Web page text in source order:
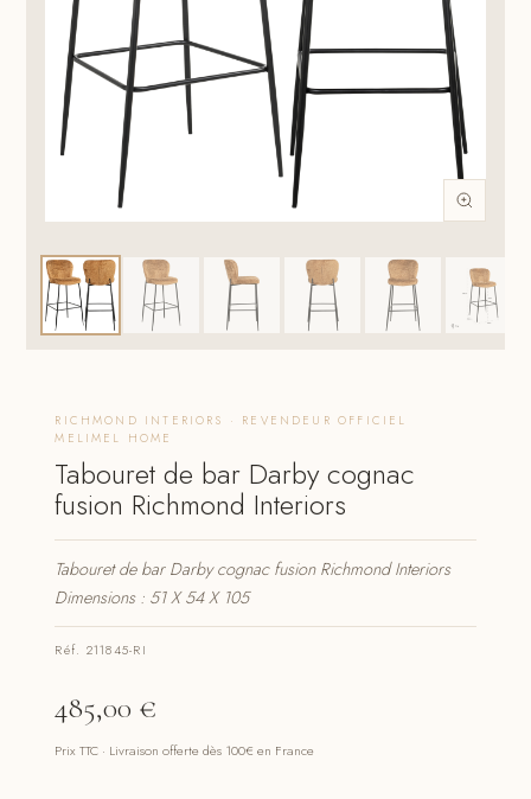
RICHMOND INTERIORS · REVENDEUR OFFICIEL
MELIMEL HOME
Tabouret de bar Darby cognac
fusion Richmond Interiors
Tabouret de bar Darby cognac fusion Richmond Interiors
Dimensions : 51 X 54 X 105
Réf. 211845-RI
485,00 €
Prix TTC · Livraison offerte dès 100€ en France